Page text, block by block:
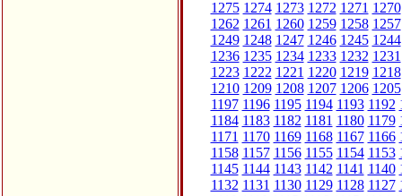
1275 1274 1273 1272 1271 1270
1262 1261 1260 1259 1258 1257
1249 1248 1247 1246 1245 1244
1236 1235 1234 1233 1232 1231
1223 1222 1221 1220 1219 1218
1210 1209 1208 1207 1206 1205
1197 1196 1195 1194 1193 1192
1184 1183 1182 1181 1180 1179
1171 1170 1169 1168 1167 1166
1158 1157 1156 1155 1154 1153
1145 1144 1143 1142 1141 1140
1132 1131 1130 1129 1128 1127